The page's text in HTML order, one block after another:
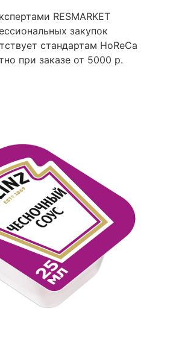
RESMARKET
закупок
стандартам HoReCa
при заказе от 5000 р.